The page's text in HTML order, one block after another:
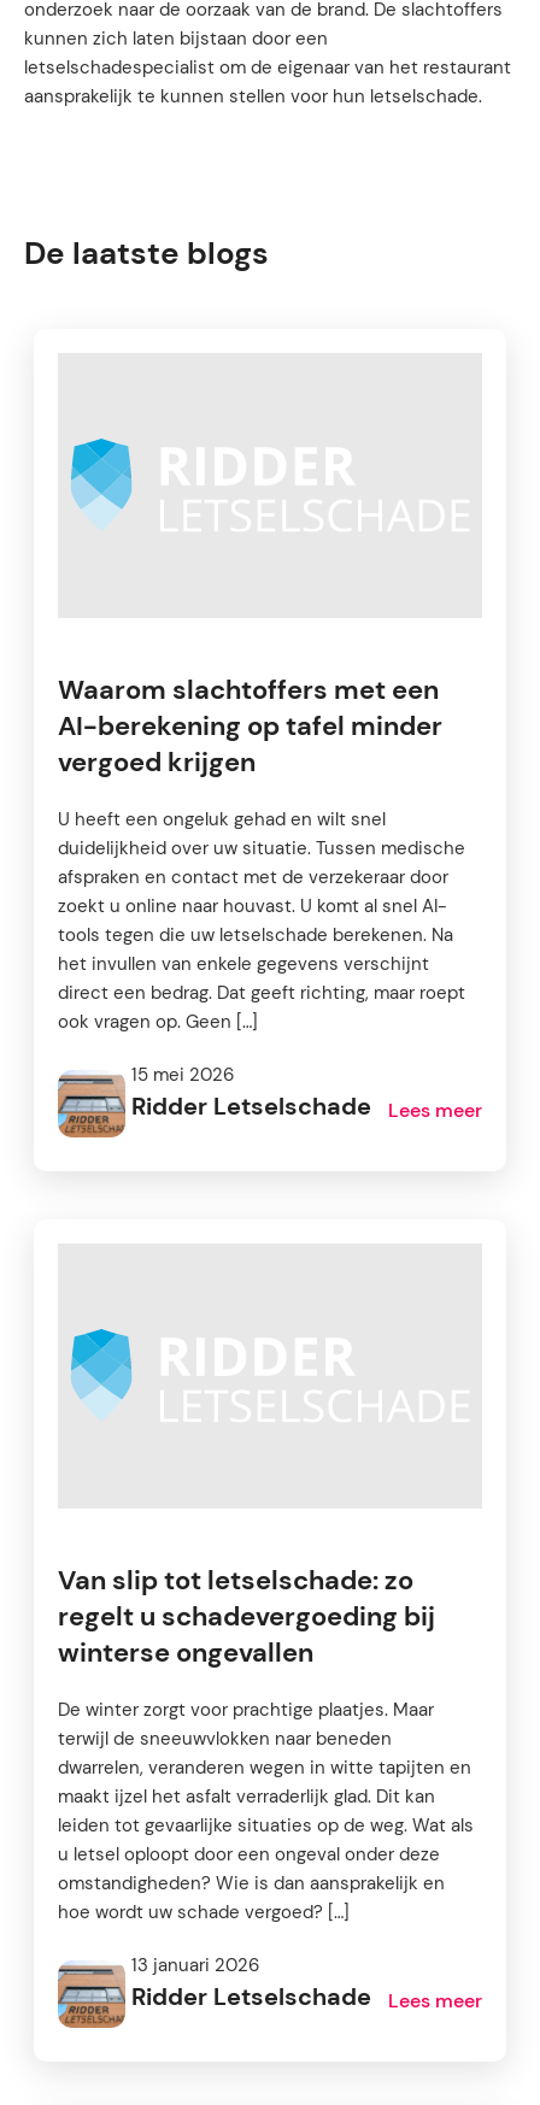
onderzoek naar de oorzaak van de brand. De slachtoffers
kunnen zich laten bijstaan door een
letselschadespecialist om de eigenaar van het restaurant
aansprakelijk te kunnen stellen voor hun letselschade.
De laatste blogs
Waarom slachtoffers met een
AI-berekening op tafel minder
vergoed krijgen
U heeft een ongeluk gehad en wilt snel
duidelijkheid over uw situatie. Tussen medische
afspraken en contact met de verzekeraar door
zoekt u online naar houvast. U komt al snel AI-
tools tegen die uw letselschade berekenen. Na
het invullen van enkele gegevens verschijnt
direct een bedrag. Dat geeft richting, maar roept
ook vragen op. Geen […]
15 mei 2026
Ridder Letselschade Lees meer
Van slip tot letselschade: zo
regelt u schadevergoeding bij
winterse ongevallen
De winter zorgt voor prachtige plaatjes. Maar
terwijl de sneeuwvlokken naar beneden
dwarrelen, veranderen wegen in witte tapijten en
maakt ijzel het asfalt verraderlijk glad. Dit kan
leiden tot gevaarlijke situaties op de weg. Wat als
u letsel oploopt door een ongeval onder deze
omstandigheden? Wie is dan aansprakelijk en
hoe wordt uw schade vergoed? […]
13 januari 2026
Ridder Letselschade Lees meer